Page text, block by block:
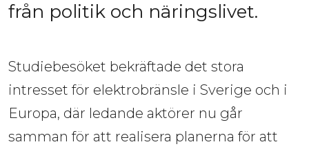
från politik och näringslivet.
Studiebesöket bekräftade det stora
intresset för elektrobränsle i Sverige och i
Europa, där ledande aktörer nu går
samman för att realisera planerna för att